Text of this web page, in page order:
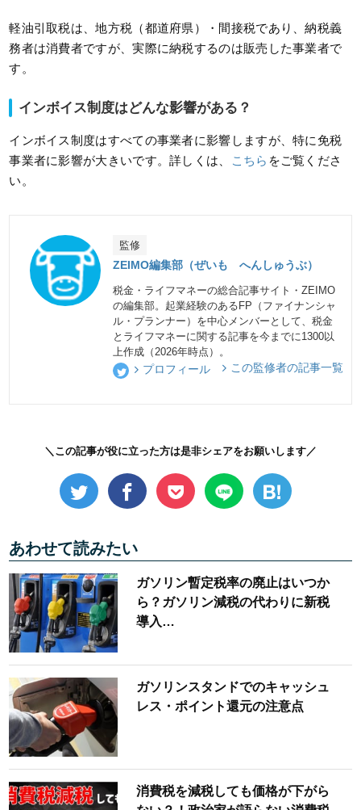
軽油引取税は、地方税（都道府県）・間接税であり、納税義
務者は消費者ですが、実際に納税するのは販売した事業者で
す。
インボイス制度はどんな影響がある？
インボイス制度はすべての事業者に影響しますが、特に免税
事業者に影響が大きいです。詳しくは、
こちら をご覧くださ
い。
監修
ZEIMO編集部（ぜいも へんしゅうぶ）
税金・ライフマネーの総合記事サイト・ZEIMO
の編集部。起業経験のあるFP（ファイナンシャ
ル・プランナー）を中心メンバーとして、税金
とライフマネーに関する記事を今までに1300以
上作成（2026年時点）。
プロフィール この監修者の記事一覧
＼この記事が役に立った方は是非シェアをお願いします／
あわせて読みたい
ガソリン暫定税率の廃止はいつか
ら？ガソリン減税の代わりに新税
導入…
ガソリンスタンドでのキャッシュ
レス・ポイント還元の注意点
消費税を減税しても価格が下がら